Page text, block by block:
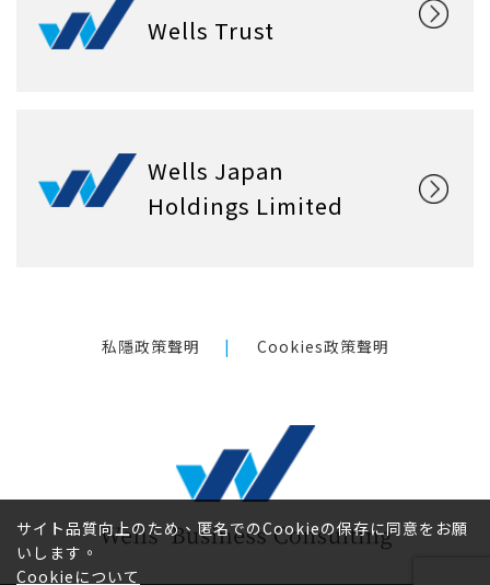
Wells Trust
Wells Japan
Holdings Limited
私隱政策聲明 Cookies政策聲明
サイト品質向上のため、匿名でのCookieの保存に同意をお願
いします。
Cookieについて